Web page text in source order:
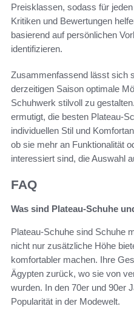
Preisklassen, sodass für
Kritiken und Bewertungen
basierend auf persönlichen
identifizieren.
Zusammenfassend lässt sich
derzeitigen Saison optimale
Schuhwerk stilvoll zu
ermutigt, die besten Plateau-
individuellen Stil und
ob sie mehr an Funktionalität
interessiert sind, die Auswahl
FAQ
Was sind Plateau-Schuhe
Plateau-Schuhe sind Schuhe
nicht nur zusätzliche Höhe
komfortabler machen. Ihre
Ägypten zurück, wo sie von
wurden. In den 70er und 90er
Popularität in der Modewelt.